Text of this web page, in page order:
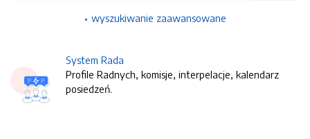
wyszukiwanie zaawansowane
System Rada
Profile Radnych, komisje, interpelacje, kalendarz
posiedzeń.